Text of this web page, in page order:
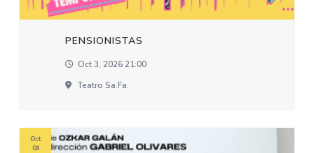
PENSIONISTAS
Oct 3, 2026 21:00
Teatro Sa.fa.
Oct
04